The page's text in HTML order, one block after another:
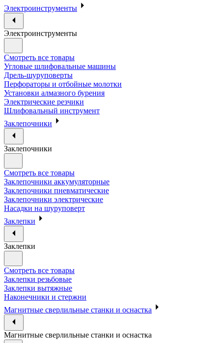
Электроинструменты
Электроинструменты
Смотреть все товары
Угловые шлифовальные машины
Дрель-шуруповерты
Перфораторы и отбойные молотки
Установки алмазного бурения
Электрические резчики
Шлифовальный инструмент
Заклепочники
Заклепочники
Смотреть все товары
Заклепочники аккумуляторные
Заклепочники пневматические
Заклепочники электрические
Насадки на шуруповерт
Заклепки
Заклепки
Смотреть все товары
Заклепки резьбовые
Заклепки вытяжные
Наконечники и стержни
Магнитные сверлильные станки и оснастка
Магнитные сверлильные станки и оснастка